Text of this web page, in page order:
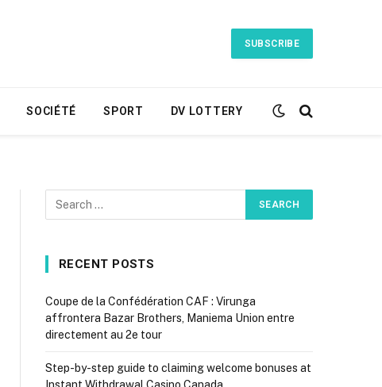
SUBSCRIBE
SOCIÉTÉ SPORT DV LOTTERY
RECENT POSTS
Coupe de la Confédération CAF : Virunga
affrontera Bazar Brothers, Maniema Union entre
directement au 2e tour
Step-by-step guide to claiming welcome bonuses at